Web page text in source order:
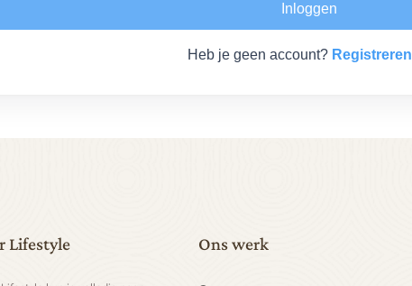
Inloggen
Heb je geen account? Registreren
Lifestyle Ons werk